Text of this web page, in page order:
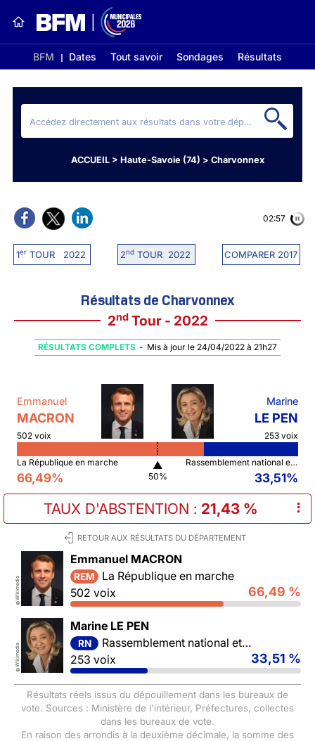
BFM Dates Tout savoir Sondages Résultats
ACCUEIL> Haute-Savoie (74) > Charvonnex
1erTOUR 2022 2ndTOUR 2022 COMPARER 2017
02:56
Résultats de Charvonnex
2ndTour - 2022
RÉSULTATS COMPLETS - Mis à jour le 24/04/2022 à 21h27
Emmanuel
MACRON
502 voix
Marine
LE PEN
253 voix
La République en marche
66,49%
▲
50%
Rassemblement national et ses alliés
33,51%
TAUX D'ABSTENTION : 21,43 % ⠇
RETOUR AUX RÉSULTATS DU DÉPARTEMENT
©
Wikimedia
Emmanuel MACRON
REM
La République en marche
502 voix
66,49 %
©
Wikimedia
Marine LE PEN
RN
Rassemblement national et ses alliés
253 voix
33,51 %
Résultats réels issus du dépouillement dans les bureaux de
vote. Sources : Ministère de l'intérieur, Préfectures, collectes
dans les bureaux de vote.
En raison des arrondis à la deuxième décimale, la somme des